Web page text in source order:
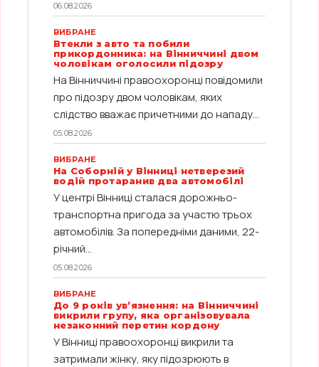
06.08.2026
ВИБРАНЕ
Втекли з авто та побили
прикордонника: на Вінниччині двом
чоловікам оголосили підозру
На Вінниччині правоохоронці повідомили
про підозру двом чоловікам, яких
слідство вважає причетними до нападу...
05.08.2026
ВИБРАНЕ
На Соборній у Вінниці нетверезий
водій протаранив два автомобілі
У центрі Вінниці сталася дорожньо-
транспортна пригода за участю трьох
автомобілів. За попередніми даними, 22-
річний...
05.08.2026
ВИБРАНЕ
До 9 років ув’язнення: на Вінниччині
викрили групу, яка організовувала
незаконний перетин кордону
У Вінниці правоохоронці викрили та
затримали жінку, яку підозрюють в